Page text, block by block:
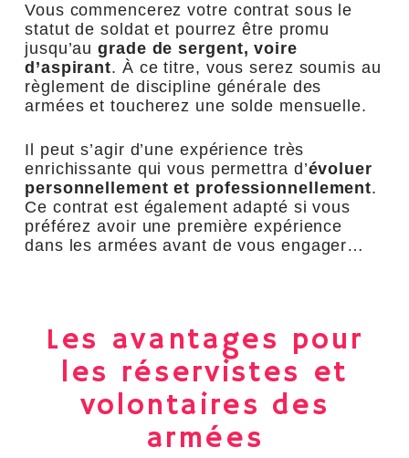
Vous commencerez votre contrat sous le
statut de soldat et pourrez être promu
jusqu’au grade de sergent, voire
d’aspirant. À ce titre, vous serez soumis au
règlement de discipline générale des
armées et toucherez une solde mensuelle.
Il peut s’agir d’une expérience très
enrichissante qui vous permettra d’évoluer
personnellement et professionnellement.
Ce contrat est également adapté si vous
préférez avoir une première expérience
dans les armées avant de vous engager…
Les avantages pour
les réservistes et
volontaires des
armées